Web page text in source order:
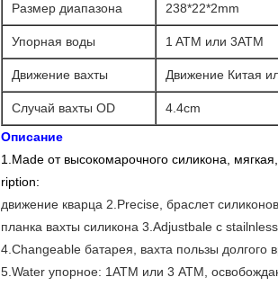
Размер диапазона 238*22*2mm
Упорная воды 1 ATM или 3ATM
Движение вахты Движение Китая
Случай вахты OD
4.4cm
Описание
1.Made от высокомарочного силикона,
ription:
движение кварца 2.Precise, браслет
планка вахты силикона 3.Adjustbale с
4.Changeable батарея, вахта пользы долгого
5.Water упорное: 1ATM или 3 ATM,